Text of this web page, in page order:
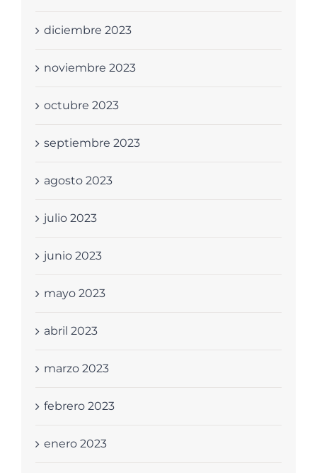
diciembre 2023
noviembre 2023
octubre 2023
septiembre 2023
agosto 2023
julio 2023
junio 2023
mayo 2023
abril 2023
marzo 2023
febrero 2023
enero 2023